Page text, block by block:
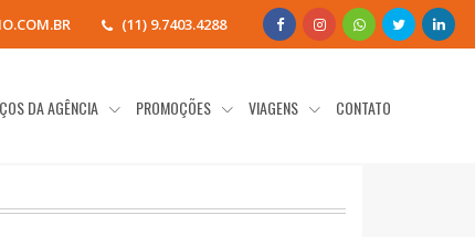
(11) 9.7403.4288
DA AGÊNCIA PROMOÇÕES VIAGENS CONTATO